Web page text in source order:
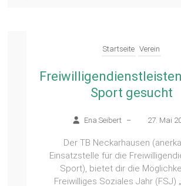
Startseite Verein
Sport gesucht
Ena Seibert – 27. Mai
Der TB Neckarhausen
Einsatzstelle für die
Sport), bietet dir die
Freiwilliges Soziales Jahr (FSJ)